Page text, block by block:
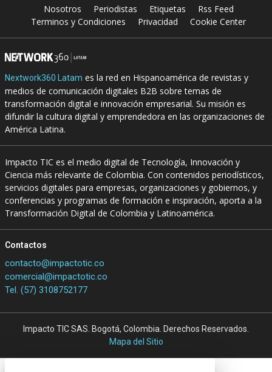
Nosotros Periodistas Etiquetas
Rss Feed
Terminos y Condiciones
Privacidad Cookie Center
Nextwork360 Latam es la red en Hispanoamérica de revistas y
medios de comunicación digitales B2B sobre temas de
transformación digital e innovación empresarial. Su misión es
difundir la cultura digital y emprendedora en las organizaciones de
América Latina.
Impacto TIC es el medio digital de Tecnología, Innovación y
Ciencia más relevante de Colombia. Con contenidos periodísticos,
servicios digitales para empresas, organizaciones y gobiernos, y
conferencias y programas de formación e inspiración, aporta a la
Transformación Digital de Colombia y Latinoamérica.
Contactos
contacto@impactotic.co
comercial@impactotic.co
Tel. (57) 3108752177
Impacto TIC SAS. Bogotá, Colombia. Derechos Reservados.
Mapa del Sitio